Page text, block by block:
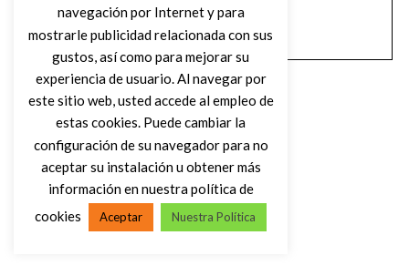
VOLVER AL INICIO
navegación por Internet y para
mostrarle publicidad relacionada con sus
gustos, así como para mejorar su
experiencia de usuario. Al navegar por
este sitio web, usted accede al empleo de
estas cookies. Puede cambiar la
configuración de su navegador para no
aceptar su instalación u obtener más
información en nuestra política de
cookies
Aceptar Nuestra Política